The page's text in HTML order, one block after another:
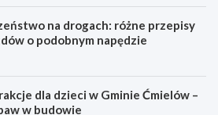
na drogach: różne przepisy
o podobnym napędzie
dla dzieci w Gminie Ćmielów –
w budowie